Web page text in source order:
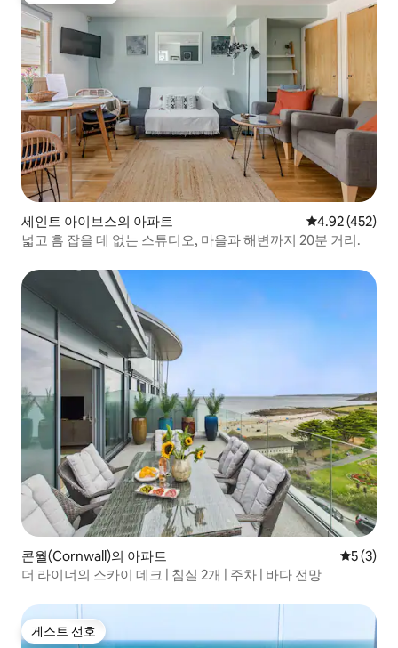
세인트 아이브스의 아파트 평점 4.92점(5
4.92 (452)
넓고 흠 잡을 데 없는 스튜디오, 마을과 해변까지 20분 거리.
콘월(Cornwall)의 아파트 평점 5점
5 (3)
더 라이너의 스카이 데크 | 침실 2개 | 주차 | 바다 전망
게스트 선호
게스트 선호